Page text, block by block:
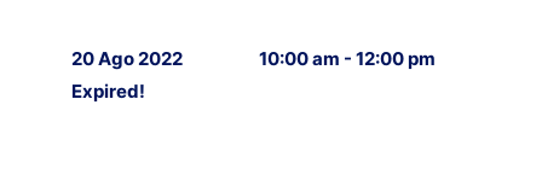
20 Ago 2022
Expired!
10:00 am - 12:00 pm